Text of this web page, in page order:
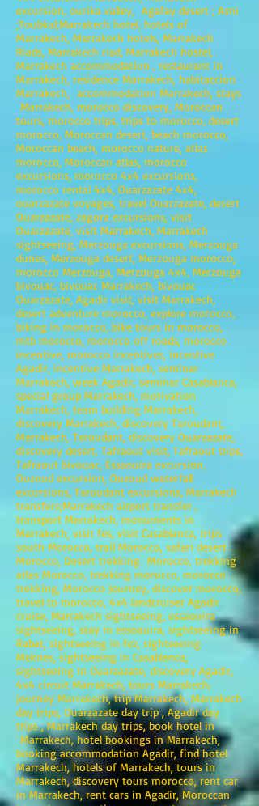
excursion, ourika valley, Agafay desert ; Asni
;Toubkal;Marrakech hotel, hotels of
Marrakech, Marrakech hotels, Marrakech
Riads, Marrakech riad, Marrakech hostel,
Marrakech accommodation , restaurant in
Marrakech, residence Marrakech, habitaccion
Marrakech, accommodation Marrakech, stays
Marrakech, morocco discovery, Moroccan
tours, morocco trips, trips to morocco, desert
morocco, Moroccan desert, beach morocco,
Moroccan beach, morocco nature, atlas
morocco, Moroccan atlas, morocco
excursions, morocco 4x4 excursions,
morocco rental 4x4, Ouarzazate 4x4,
ouarzazate voyages, travel Ouarzazate, desert
Ouarzazate, zagora excursions, visit
Ouarzazate, visit Marrakech, Marrakech
sightseeing, Merzouga excursions, Merzouga
dunes, Merzouga desert, Merzouga morocco,
morocco Merzouga, Merzouga 4x4, Merzouga
bivouac, bivouac Marrakech, bivouac
Ouarzazate, Agadir visit, visit Marrakech,
desert adventure morocco, explore morocco,
biking in morocco, bike tours in morocco,
mtb morocco, morocco off roads, morocco
incentive, morocco incentives, incentive
Agadir, incentive Marrakech, seminar
Marrakech, week Agadir, seminar Casablanca,
special group Marrakech, motivation
Marrakech, team building Marrakech,
discovery Marrakech, discovery Taroudant,
Marrakech, Taroudant, discovery Ouarzazate,
discovery desert, Tafraout visit, Tafraout trips,
Tafraout bivouac, Essaouira excursion,
Ouzoud excursion, Ouzoud waterfall
excursions, Taroudant excursions, Marrakech
transfers;Marrakech airport transfer ,
transport Marrakech, monuments in
Marrakech, visit fes, visit Casablanca, trips
south Morocco, trail Morocco, safari desert
Morocco, Desert trekking Morocco, trekking
atlas Morocco, trekking morocco, morocco
trekking, Morocco Journey, discover morocco,
travel to morocco, 4x4 landcruiser Agadir
cruise, Marrakech sightseeing, essaouira
sightseeing, stay in essoauira, sightseeing in
Rabat, sightseeing in fez, sightseeing
Meknes, sightseeing in Casablanca,
sightseeing in Ouarzazate, discovery Agadir,
4x4 circuit Marrakech, tours Marrakech,
journey Marrakech, trip Marrakech, Marrakech
day trips, Ouarzazate day trip , Agadir day
trips , Marrakech day trips, book hotel in
Marrakech, hotel bookings in Marrakech,
booking accommodation Agadir, find hotel
Marrakech, hotels of Marrakech, tours in
Marrakech, discovery tours morocco, rent car
in Marrakech, rent cars in Agadir, Moroccan